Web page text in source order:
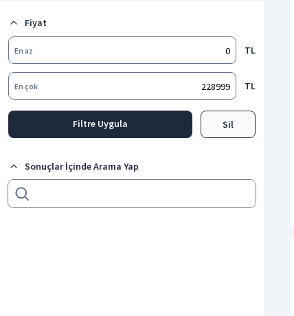
Fiyat
En az TL
En çok TL
Filtre Uygula Sil
Sonuçlar İçinde Arama Yap